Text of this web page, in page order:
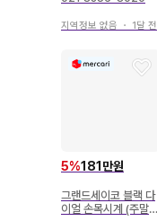
지역정보 없음 ・ 1달 전
5%181만원
그랜드세이코 블랙 다
이얼 손목시계 (주말